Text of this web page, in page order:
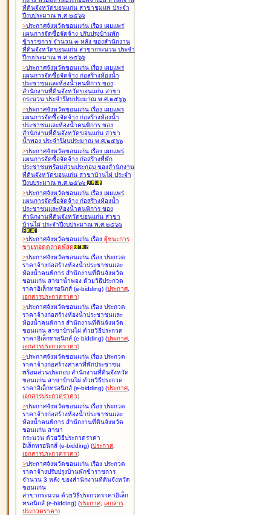
ที่ดินจังหวัดขอนแก่น สาขาชุมแพ ประจำ
ปีงบประมาณ พ.ศ.๒๕๖๖
>ประกาศจังหวัดขอนแก่น เรื่อง เผยแพร่
แผนการจัดซื้อจัดจ้าง ปรับปรุงบ้านพัก
ข้าราชการ จำนวน ๓ หลัง ของสำนักงาน
ที่ดินจังหวัดขอนแก่น สาขากระนวน ประจำ
ปีงบประมาณ พ.ศ.๒๕๖๖
>ประกาศจังหวัดขอนแก่น เรื่อง เผยแพร่
แผนการจัดซื้อจัดจ้าง ก่อสร้างห้องน้ำ
ประชาชนและห้องน้ำคนพิการ ของ
สำนักงานที่ดินจังหวัดขอนแก่น สาขา
กระนวน ประจำปีงบประมาณ พ.ศ.๒๕๖๖
>ประกาศจังหวัดขอนแก่น เรื่อง เผยแพร่
แผนการจัดซื้อจัดจ้าง ก่อสร้างห้องน้ำ
ประชาชนและห้องน้ำคนพิการ ของ
สำนักงานที่ดินจังหวัดขอนแก่น สาขา
น้ำพอง ประจำปีงบประมาณ พ.ศ.๒๕๖๖
>ประกาศจังหวัดขอนแก่น เรื่อง เผยแพร่
แผนการจัดซื้อจัดจ้าง ก่อสร้างที่พัก
ประชาชนพร้อมส่วนประกอบ ของสำนักงาน
ที่ดินจังหวัดขอนแก่น สาขาบ้านไผ่ ประจำ
ปีงบประมาณ พ.ศ.๒๕๖๖
>ประกาศจังหวัดขอนแก่น เรื่อง เผยแพร่
แผนการจัดซื้อจัดจ้าง ก่อสร้างห้องน้ำ
ประชาชนและห้องน้ำคนพิการ ของ
สำนักงานที่ดินจังหวัดขอนแก่น สาขา
บ้านไผ่ ประจำปีงบประมาณ พ.ศ.๒๕๖๖
>ประกาศจังหวัดขอนแก่น เรื่อง ผู้ชนะการ
ขายทอดตลาดพัสดุ
>ประกาศจังหวัดขอนแก่น เรื่อง ประกวด
ราคาจ้างก่อสร้างห้องน้ำประชาชนและ
ห้องน้ำคนพิการ สำนักงานที่ดินจังหวัด
ขอนแก่น สาขาน้ำพอง ด้วยวิธีประกวด
ราคาอิเล็กทรอนิกส์ (e-bidding) (ประกาศ,
เอกสารประกวดราคา)
>ประกาศจังหวัดขอนแก่น เรื่อง ประกวด
ราคาจ้างก่อสร้างห้องน้ำประชาชนและ
ห้องน้ำคนพิการ สำนักงานที่ดินจังหวัด
ขอนแก่น สาขาบ้านไผ่ ด้วยวิธีประกวด
ราคาอิเล็กทรอนิกส์ (e-bidding) (ประกาศ,
เอกสารประกวดราคา)
>ประกาศจังหวัดขอนแก่น เรื่อง ประกวด
ราคาจ้างก่อสร้างศาลาที่พักประชาชน
พร้อมส่วนประกอบ สำนักงานที่ดินจังหวัด
ขอนแก่น สาขาบ้านไผ่ ด้วยวิธีประกวด
ราคาอิเล็กทรอนิกส์ (e-bidding) (ประกาศ,
เอกสารประกวดราคา)
>ประกาศจังหวัดขอนแก่น เรื่อง ประกวด
ราคาจ้างก่อสร้างห้องน้ำประชาชนและ
ห้องน้ำคนพิการ สำนักงานที่ดินจังหวัด
ขอนแก่น สาขา
กระนวน ด้วยวิธีประกวดราคา
อิเล็กทรอนิกส์ (e-bidding) (ประกาศ,
เอกสารประกวดราคา)
>ประกาศจังหวัดขอนแก่น เรื่อง ประกวด
ราคาจ้างปรับปรุงบ้านพักข้าราชการ
จำนวน 3 หลัง ของสำนักงานที่ดินจังหวัด
ขอนแก่น
สาขากระนวน ด้วยวิธีประกวดราคาอิเล็ก
ทรอนิกส์ (e-bidding) (ประกาศ, เอกสาร
ประกวดราคา)